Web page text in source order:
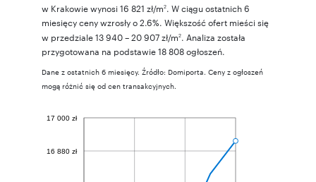
w Krakowie wynosi 16 821 zł/m2. W ciągu ostatnich 6
miesięcy ceny wzrosły o 2.6%. Większość ofert mieści się
w przedziale 13 940 – 20 907 zł/m2. Analiza została
przygotowana na podstawie 18 808 ogłoszeń.
Dane z ostatnich 6 miesięcy. Źródło: Domiporta. Ceny z ogłoszeń
mogą różnić się od cen transakcyjnych.